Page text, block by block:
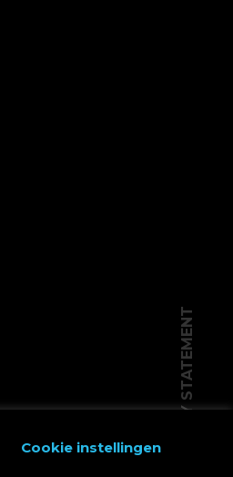
PRIVACY STATEMENT
Cookie instellingen